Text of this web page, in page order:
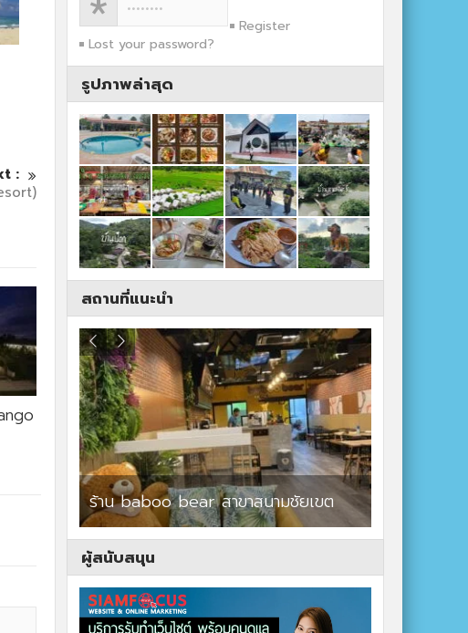
:
Register
Lost your password?
รูปภาพล่าสุด
สถานที่แนะนำ
ร้าน baboo bear สาขาสนามชัยเขต
ผู้สนับสนุน